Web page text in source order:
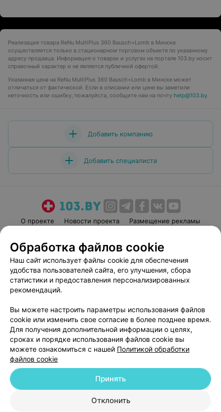
Реализация товара ReNu MultiPlus 360 Bausch+Lomb в Минске
осуществляется только в стационарном торговом объекте по указанному
адресу продавца. Информация о товарах и услугах на портале 103.by носит
справочный характер и не является публичной офертой.
Указанная цена на ReNu MultiPlus 360 Bausch+Lomb в Минске может
отличаться от фактической. Если в описании или цене вы заметили
неточность или ошибку, пожалуйста, сообщите нам на почту help@103.by.
Добавить компанию
Добавить специалиста
О проекте Новости проекта
Размещение рекламы
Пользовательское соглашение
Способы оплаты
Вакансии
Партнеры
Написать руководителю 103.by
Обработка персональных данных
© 2026 ООО «Артокс Лаб», УНП 191700409
| 220012, Республика Беларусь,
г. Минск, улица Толбухина, 2, пом. 16 | help@103.by
Обработка файлов cookie
Наш сайт использует файлы cookie для обеспечения
удобства пользователей сайта, его улучшения, сбора
статистики и предоставления персонализированных
рекомендаций.
Вы можете настроить параметры использования файлов
cookie или изменить свое согласие в более позднее время.
Для получения дополнительной информации о целях,
сроках и порядке использования файлов cookie вы
можете ознакомиться с нашей Политикой обработки
файлов cookie
Отклонить
Принять